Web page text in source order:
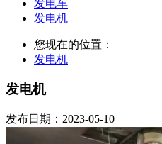
发电车
发电机
您现在的位置：
发电机
发电机
发布日期：2023-05-10